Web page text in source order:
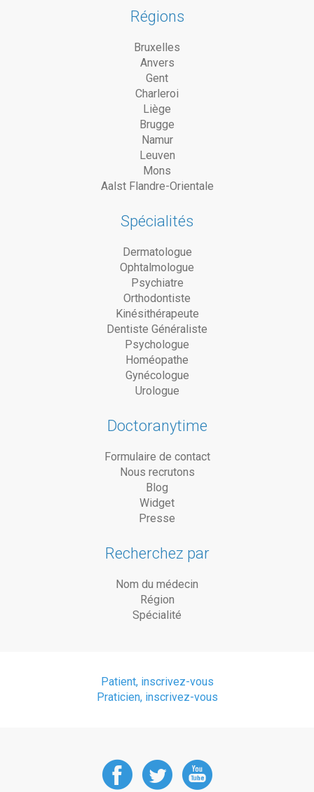
Régions
Bruxelles
Anvers
Gent
Charleroi
Liège
Brugge
Namur
Leuven
Mons
Aalst Flandre-Orientale
Spécialités
Dermatologue
Ophtalmologue
Psychiatre
Orthodontiste
Kinésithérapeute
Dentiste Généraliste
Psychologue
Homéopathe
Gynécologue
Urologue
Doctoranytime
Formulaire de contact
Nous recrutons
Blog
Widget
Presse
Recherchez par
Nom du médecin
Région
Spécialité
Patient, inscrivez-vous
Praticien, inscrivez-vous
DoctorAnyTime